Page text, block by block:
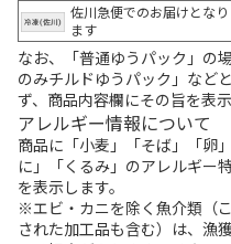
佐川急便でのお届けとなり
ます
なお、「普通ゆうパック」の
のみチルドゆうパック」など
ず、商品内容欄にその旨を表示
アレルギー情報について
商品に「小麦」「そば」「卵
に」「くるみ」のアレルギー
を表示します。
※エビ・カニを除く魚介類（
された加工品も含む）は、漁